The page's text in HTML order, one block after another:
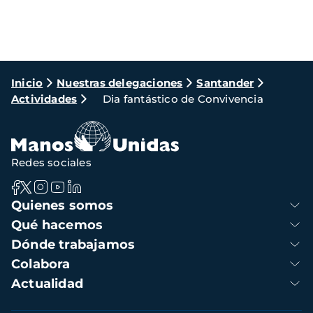
Ruta
de
navegación
Inicio Nuestras delegaciones
Santander
Actividades
Dia fantástico de Convivencia
Navegación
principal
Quienes somos
Qué hacemos
Dónde trabajamos
Colabora
Actualidad
Redes sociales